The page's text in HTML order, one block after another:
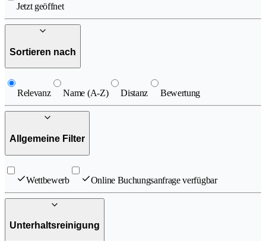
Jetzt geöffnet
Sortieren nach
Relevanz Name (A-Z) Distanz Bewertung
Allgemeine Filter
Wettbewerb Online Buchungsanfrage verfügbar
Unterhaltsreinigung